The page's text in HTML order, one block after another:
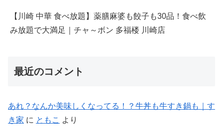
【川崎 中華 食べ放題】薬膳麻婆も餃子も30品！食べ飲
み放題で大満足｜チャ～ボン 多福楼 川崎店
最近のコメント
あれ？なんか美味しくなってる！？牛丼も牛すき鍋も｜す
き家 に ともこ より